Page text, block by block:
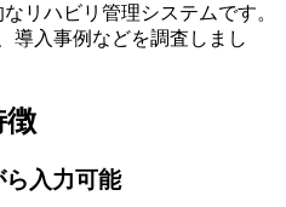
リハビリ管理システムです。
導入事例などを調査しまし
徴
入力可能